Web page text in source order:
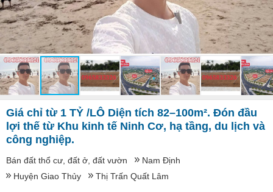
Giá chỉ từ 1 TỶ /LÔ Diện tích 82–100m². Đón đầu
lợi thế từ Khu kinh tế Ninh Cơ, hạ tầng, du lịch và
công nghiệp.
Bán đất thổ cư, đất ở, đất vườn
Nam Định
Huyện Giao Thủy
Thị Trấn Quất Lâm